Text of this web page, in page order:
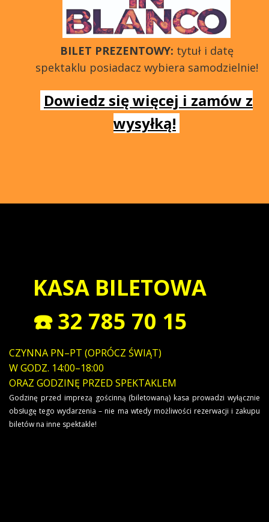
BILET PREZENTOWY: tytuł i datę
spektaklu posiadacz wybiera samodzielnie!
Dowiedz się więcej i zamów z
wysyłką!
KASA BILETOWA
☎️ 32 785 70 15
CZYNNA PN–PT (OPRÓCZ ŚWIĄT)
W GODZ. 14:00–18:00
ORAZ GODZINĘ PRZED SPEKTAKLEM
Godzinę przed imprezą gościnną (biletowaną) kasa prowadzi wyłącznie
obsługę tego wydarzenia – nie ma wtedy możliwości rezerwacji i zakupu
biletów na inne spektakle!